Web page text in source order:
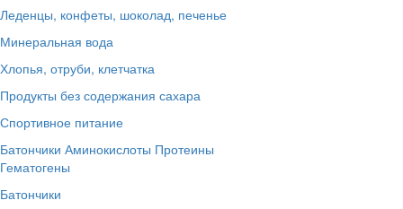
Леденцы, конфеты, шоколад, печенье
Минеральная вода
Хлопья, отруби, клетчатка
Продукты без содержания сахара
Спортивное питание
Батончики Аминокислоты Протеины
Гематогены
Батончики